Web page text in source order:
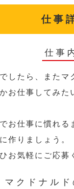
仕事
仕事
したら、また
お仕事してみ
お仕事に慣れ
作りましょう。
お気軽にご応募
マクドナル